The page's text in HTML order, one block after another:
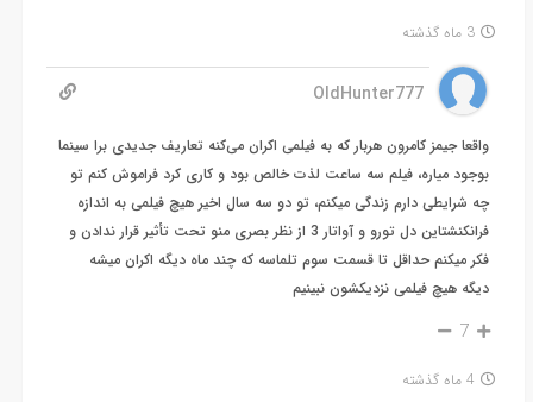
3 ماه گذشته
OldHunter777
واقعا جیمز کامرون هربار که به فیلمی اکران می‌کنه تعاریف جدیدی برا سینما
بوجود میاره، فیلم سه ساعت لذت خالص بود و کاری کرد فراموش کنم تو
چه شرایطی دارم زندگی میکنم، تو دو سه سال اخیر هیچ فیلمی به اندازه
فرانکنشتاین دل تورو و آواتار 3 از نظر بصری منو تحت تأثیر قرار ندادن و
فکر میکنم حداقل تا قسمت سوم تلماسه که چند ماه دیگه اکران میشه
دیگه هیچ فیلمی نزدیکشون نبینیم
7
4 ماه گذشته